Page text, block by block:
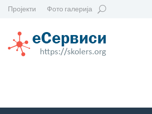
Пројекти Фото галерија